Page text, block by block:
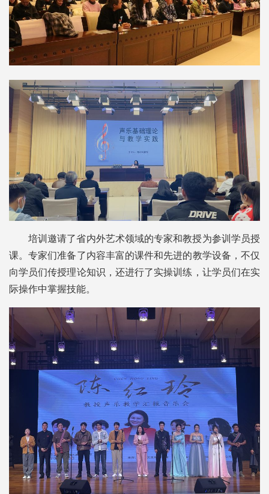
培训邀请了省内外艺术领域的专家和教授为参训学员授
课。专家们准备了内容丰富的课件和先进的教学设备，不仅
向学员们传授理论知识，还进行了实操训练，让学员们在实
际操作中掌握技能。